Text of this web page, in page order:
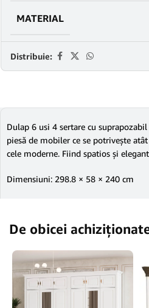
MATERIAL
Distribuie:
Dulap 6 usi 4 sertare cu
piesă de mobiler ce se potrivește
cele moderne. Fiind spatios și
Dimensiuni: 298.8 × 58 × 240 cm
De obicei